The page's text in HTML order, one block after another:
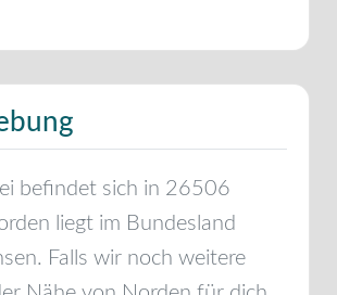
befindet sich in 26506
liegt im Bundesland
. Falls wir noch weitere